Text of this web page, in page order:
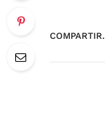
COMPARTIR.